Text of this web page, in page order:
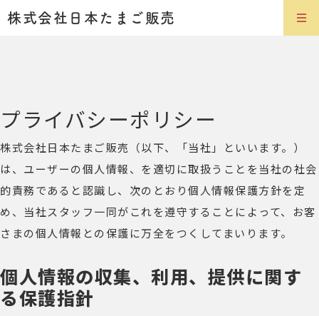
株式会社日本たまご販売
プライバシーポリシー
株式会社日本たまご販売（以下、「当社」といいます。）
は、ユーザーの個人情報、を適切に取扱うことを当社の社会
的責務であると認識し、次のとおり個人情報保護方針を定
め、当社スタッフ一同がこれを遵守することによって、お客
さまの個人情報との保護に万全をつくしてまいります。
個人情報の収集、利用、提供に関す
る保護指針